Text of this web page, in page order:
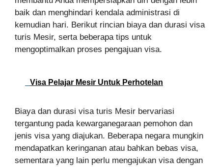
baik dan menghindari kendala administrasi di
kemudian hari. Berikut rincian biaya dan durasi visa
turis Mesir, serta beberapa tips untuk
mengoptimalkan proses pengajuan visa.
Visa Pelajar Mesir Untuk Perhotelan
Biaya dan durasi visa turis Mesir bervariasi
tergantung pada kewarganegaraan pemohon dan
jenis visa yang diajukan. Beberapa negara mungkin
mendapatkan keringanan atau bahkan bebas visa,
sementara yang lain perlu mengajukan visa dengan